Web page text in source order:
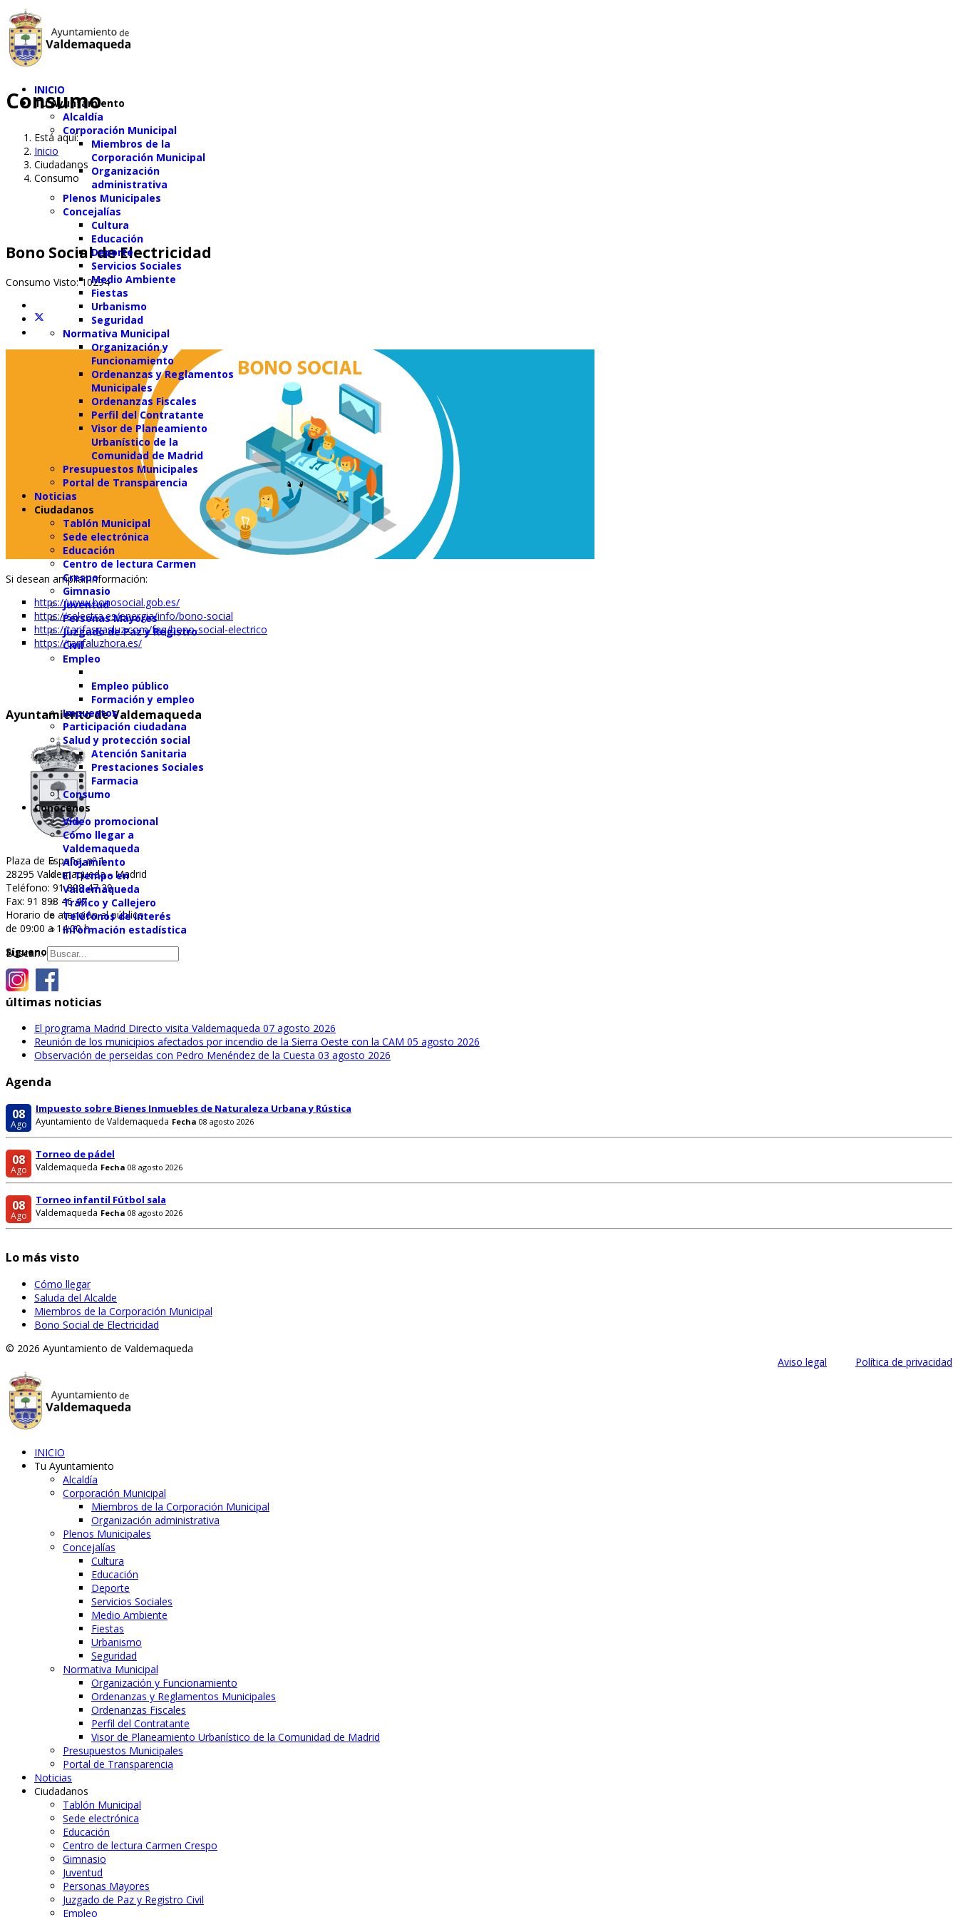
INICIO
Tu Ayuntamiento
Alcaldía
Corporación Municipal
Miembros de la
Corporación Municipal
Organización
administrativa
Plenos Municipales
Concejalías
Cultura
Educación
Deporte
Servicios Sociales
Medio Ambiente
Fiestas
Urbanismo
Seguridad
Normativa Municipal
Organización y
Funcionamiento
Ordenanzas y Reglamentos
Municipales
Ordenanzas Fiscales
Perfil del Contratante
Visor de Planeamiento
Urbanístico de la
Comunidad de Madrid
Presupuestos Municipales
Portal de Transparencia
Noticias
Ciudadanos
Tablón Municipal
Sede electrónica
Educación
Centro de lectura Carmen
Crespo
Gimnasio
Juventud
Personas Mayores
Juzgado de Paz y Registro
Civil
Empleo
Empleo público
Formación y empleo
Impuestos
Participación ciudadana
Salud y protección social
Atención Sanitaria
Prestaciones Sociales
Farmacia
Consumo
Conócenos
Vídeo promocional
Cómo llegar a
Valdemaqueda
Alojamiento
El Tiempo en
Valdemaqueda
Tráfico y Callejero
Teléfonos de interés
Información estadística
Buscar...
Consumo
Está aquí:
Inicio
Ciudadanos
Consumo
Bono Social de Electricidad
Consumo Visto: 10294
Si desean ampliar información:
https://www.bonosocial.gob.es/
https://selectra.es/energia/info/bono-social
https://tarifasgasluz.com/faq/bono-social-electrico
https://tarifaluzhora.es/
Ayuntamiento de Valdemaqueda
Plaza de España, nº 1
28295 Valdemaqueda - Madrid
Teléfono: 91 898 47 29
Fax: 91 898 46 47
Horario de atención al público:
de 09:00 a 14:00 h.
Síguenos en nuestras RRSS
últimas noticias
El programa Madrid Directo visita Valdemaqueda 07 agosto 2026
Reunión de los municipios afectados por incendio de la Sierra Oeste con la CAM 05 agosto 2026
Observación de perseidas con Pedro Menéndez de la Cuesta 03 agosto 2026
Agenda
08
Ago
Impuesto sobre Bienes Inmuebles de Naturaleza Urbana y Rústica
Ayuntamiento de Valdemaqueda Fecha 08 agosto 2026
08
Ago
Torneo de pádel
Valdemaqueda Fecha 08 agosto 2026
08
Ago
Torneo infantil Fútbol sala
Valdemaqueda Fecha 08 agosto 2026
Lo más visto
Cómo llegar
Saluda del Alcalde
Miembros de la Corporación Municipal
Bono Social de Electricidad
© 2026 Ayuntamiento de Valdemaqueda
Aviso legal
Política de privacidad
INICIO
Tu Ayuntamiento
Alcaldía
Corporación Municipal
Miembros de la Corporación Municipal
Organización administrativa
Plenos Municipales
Concejalías
Cultura
Educación
Deporte
Servicios Sociales
Medio Ambiente
Fiestas
Urbanismo
Seguridad
Normativa Municipal
Organización y Funcionamiento
Ordenanzas y Reglamentos Municipales
Ordenanzas Fiscales
Perfil del Contratante
Visor de Planeamiento Urbanístico de la Comunidad de Madrid
Presupuestos Municipales
Portal de Transparencia
Noticias
Ciudadanos
Tablón Municipal
Sede electrónica
Educación
Centro de lectura Carmen Crespo
Gimnasio
Juventud
Personas Mayores
Juzgado de Paz y Registro Civil
Empleo